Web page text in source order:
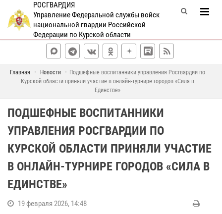
РОСГВАРДИЯ
Управление Федеральной службы войск
национальной гвардии Российской
Федерации по Курской области
Главная Новости
Подшефные воспитанники управления Росгвардии по
Курской области приняли участие в онлайн-турнире городов «Сила в
Единстве»
ПОДШЕФНЫЕ ВОСПИТАННИКИ
УПРАВЛЕНИЯ РОСГВАРДИИ ПО
КУРСКОЙ ОБЛАСТИ ПРИНЯЛИ УЧАСТИЕ
В ОНЛАЙН-ТУРНИРЕ ГОРОДОВ «СИЛА В
ЕДИНСТВЕ»
19 февраля 2026, 14:48